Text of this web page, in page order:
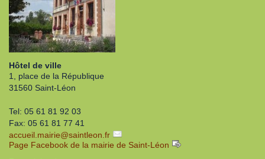
Hôtel de ville
1, place de la République
31560 Saint-Léon
Tel: 05 61 81 92 03
Fax: 05 61 81 77 41
accueil.mairie@saintleon.fr
Page Facebook de la mairie de Saint-Léon